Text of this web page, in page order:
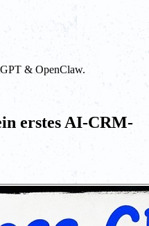
& OpenClaw.
erstes AI-CRM-